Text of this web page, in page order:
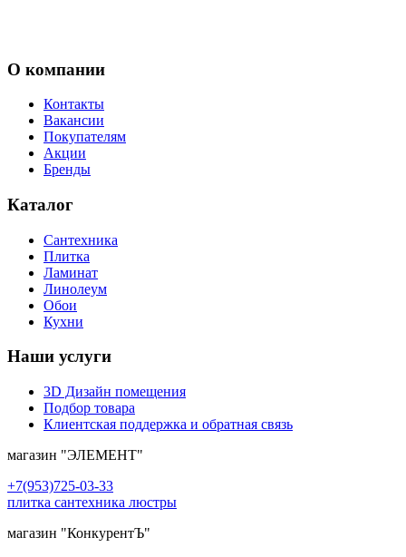
О компании
Контакты
Вакансии
Покупателям
Акции
Бренды
Каталог
Сантехника
Плитка
Ламинат
Линолеум
Обои
Кухни
Наши услуги
3D Дизайн помещения
Подбор товара
Клиентская поддержка и обратная связь
магазин "ЭЛЕМЕНТ"
+7(953)725-03-33
плитка сантехника люстры
магазин "КонкурентЪ"